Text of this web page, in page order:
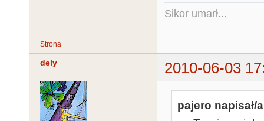
Sikor umarł...
Strona
dely 2010-06-03
pajero napisał/